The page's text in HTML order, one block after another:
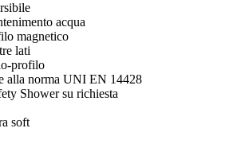
acqua
magnetico
lati
profilo
alla norma UNI EN 14428
Shower su richiesta
soft